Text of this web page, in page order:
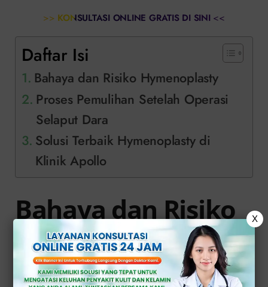
>> KONSULTASI ONLINE GRATIS DI SINI <<
Daftar Isi
Bahaya dan Risiko Hymenoplasty
Proses Pemulihan Setelah Operasi
Selaput Dara
Solusi Terbaik Hymenoplasty di
Klinik Apollo
Bahaya dan Risiko
Hymenoplasty
X